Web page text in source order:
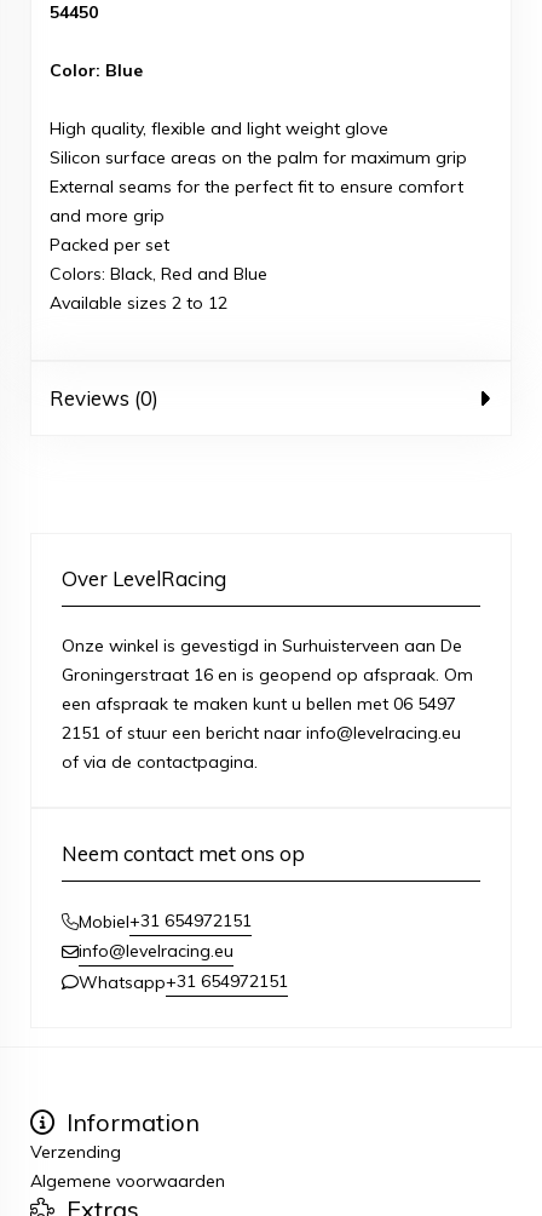
54450
Color: Blue
High quality, flexible and light weight glove
Silicon surface areas on the palm for maximum grip
External seams for the perfect fit to ensure comfort
and more grip
Packed per set
Colors: Black, Red and Blue
Available sizes 2 to 12
Reviews (0)
Over LevelRacing
Onze winkel is gevestigd in Surhuisterveen aan De
Groningerstraat 16 en is geopend op afspraak. Om
een afspraak te maken kunt u bellen met 06 5497
2151 of stuur een bericht naar info@levelracing.eu
of via de contactpagina.
Neem contact met ons op
Mobiel+31 654972151
info@levelracing.eu
Whatsapp+31 654972151
Information
Verzending
Algemene voorwaarden
Extras